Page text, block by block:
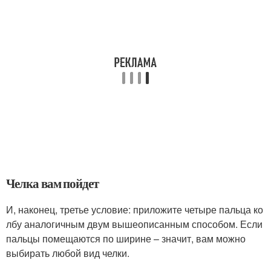
Челка вам пойдет
И, наконец, третье условие: приложите четыре пальца ко
лбу аналогичным двум вышеописанным способом. Если
пальцы помещаются по ширине – значит, вам можно
выбирать любой вид челки.